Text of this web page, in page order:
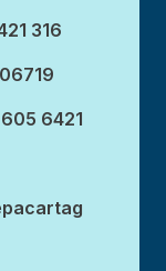
316
6421